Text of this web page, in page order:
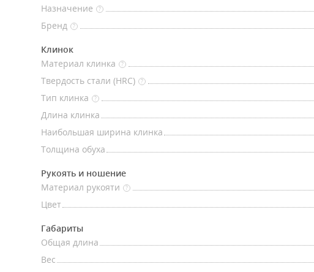
Назначение ?
Бренд ?
Клинок
Материал клинка
?
Твердость стали (HRC) ?
Тип клинка
?
Длина клинка
Наибольшая ширина клинка
Толщина обуха
Рукоять и ношение
Материал рукояти
?
Цвет
Габариты
Общая длина
Вес